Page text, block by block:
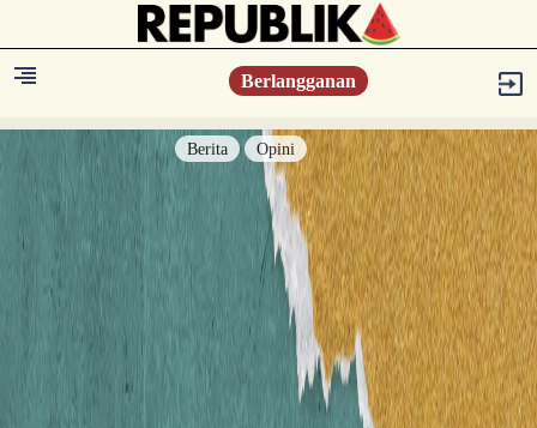
Berlangganan
Berita Opini
Berita
Islam Digest
Hikmah
Opini